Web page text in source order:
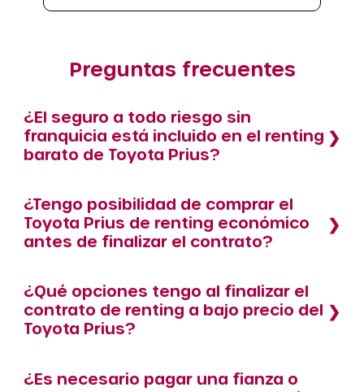
Preguntas frecuentes
¿El seguro a todo riesgo sin
franquicia está incluido en el renting
barato de Toyota Prius?
¿Tengo posibilidad de comprar el
Toyota Prius de renting económico
antes de finalizar el contrato?
¿Qué opciones tengo al finalizar el
contrato de renting a bajo precio del
Toyota Prius?
¿Es necesario pagar una fianza o